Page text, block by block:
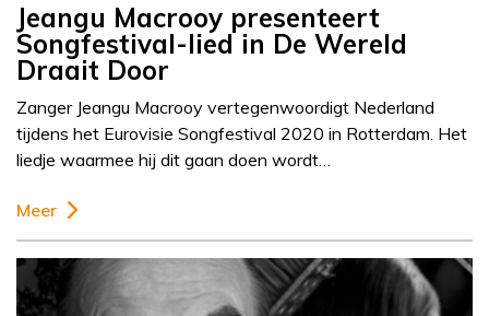
Jeangu Macrooy presenteert
Songfestival-lied in De Wereld
Draait Door
Zanger Jeangu Macrooy vertegenwoordigt Nederland
tijdens het Eurovisie Songfestival 2020 in Rotterdam. Het
liedje waarmee hij dit gaan doen wordt…
Meer